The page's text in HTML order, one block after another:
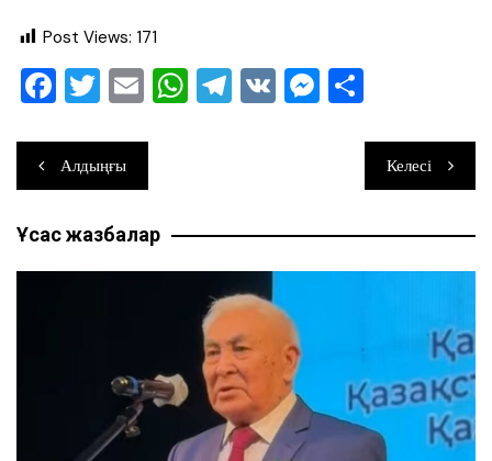
Post Views: 171
F
c
e
b
o
T
tt
er
E
ai
l
W
A
p
p
T
a
m
V M
n
g
ра
ви
ть
Навигация
по
записям
Алдыңғы Келесі
Ұқсас жазбалар